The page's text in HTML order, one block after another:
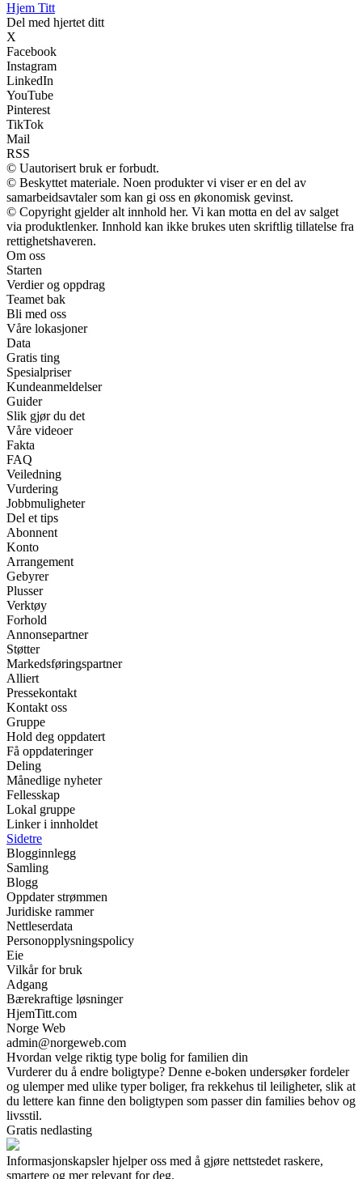
Hjem Titt
Del med hjertet ditt
X
Facebook
Instagram
LinkedIn
YouTube
Pinterest
TikTok
Mail
RSS
© Uautorisert bruk er forbudt.
© Beskyttet materiale. Noen produkter vi viser er en del av
samarbeidsavtaler som kan gi oss en økonomisk gevinst.
© Copyright gjelder alt innhold her. Vi kan motta en del av salget
via produktlenker. Innhold kan ikke brukes uten skriftlig tillatelse fra
rettighetshaveren.
Om oss
Starten
Verdier og oppdrag
Teamet bak
Bli med oss
Våre lokasjoner
Data
Gratis ting
Spesialpriser
Kundeanmeldelser
Guider
Slik gjør du det
Våre videoer
Fakta
FAQ
Veiledning
Vurdering
Jobbmuligheter
Del et tips
Abonnent
Konto
Arrangement
Gebyrer
Plusser
Verktøy
Forhold
Annonsepartner
Støtter
Markedsføringspartner
Alliert
Pressekontakt
Kontakt oss
Gruppe
Hold deg oppdatert
Få oppdateringer
Deling
Månedlige nyheter
Fellesskap
Lokal gruppe
Linker i innholdet
Sidetre
Blogginnlegg
Samling
Blogg
Oppdater strømmen
Juridiske rammer
Nettleserdata
Personopplysningspolicy
Eie
Vilkår for bruk
Adgang
Bærekraftige løsninger
HjemTitt.com
Norge Web
admin@norgeweb.com
Hvordan velge riktig type bolig for familien din
Vurderer du å endre boligtype? Denne e-boken undersøker fordeler
og ulemper med ulike typer boliger, fra rekkehus til leiligheter, slik at
du lettere kan finne den boligtypen som passer din families behov og
livsstil.
Gratis nedlasting
Informasjonskapsler hjelper oss med å gjøre nettstedet raskere,
smartere og mer relevant for deg.